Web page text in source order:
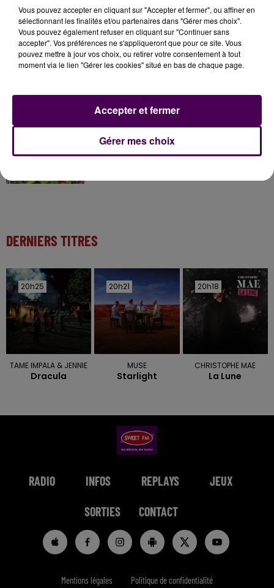
20h00
Gagnez vos pass pour le V and B Fest' 2026 !
11 juillet 2026
Kids !
20h00
Gagnez vos entrées pour Papéa Parc !
DERNIERS TITRES
20h25
20h25
TAME IMPALA & JENNIE
Dracula
20h21
20h21
MUSE
Starlight
20h18
20h18
CHRISTOPHE MAE
La Lune
RADIO INFOS REPLAYS JEUX
SORTIES CONTACT
Mentions légales Politique de confidentialité
Vous pouvez accepter en cliquant sur "Accepter et fermer", ou affiner en
sélectionnant les finalités et/ou partenaires dans "Gérer mes choix".
Vous pouvez également refuser en cliquant sur "Continuer sans
accepter". Vos préférences ne s'appliqueront que pour ce site. Vous
pouvez mettre à jour vos choix, ou retirer votre consentement à tout
moment via le lien "Gérer les cookies" situé en bas de chaque page.
Gérer mes choix
Accepter et fermer